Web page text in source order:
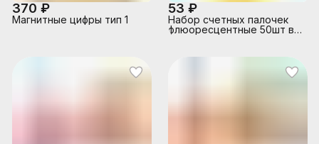
370 ₽
Магнитные цифры тип 1
53 ₽
Набор счетных палочек
флюоресцентные 50шт в